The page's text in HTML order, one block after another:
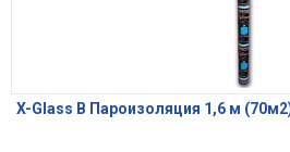
X-Glass B Пароизоляция 1,6 м